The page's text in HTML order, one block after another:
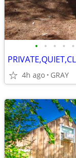
• • • • •
4h ago GRAY